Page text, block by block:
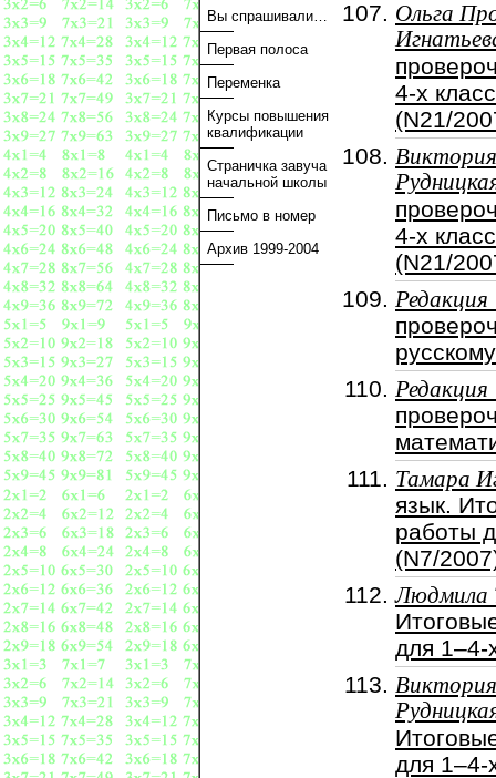
Вы спрашивали…
Первая полоса
Переменка
Курсы повышения
квалификации
Страничка завуча
начальной школы
Письмо в номер
Архив 1999-2004
Ольга
4-х
(N21/
Виктория
4-х
(N21/
Редакция
Редакция
Тамара
язык.
работы
(N7/
Людмила
для 1–4-
Виктория
для 1–4-